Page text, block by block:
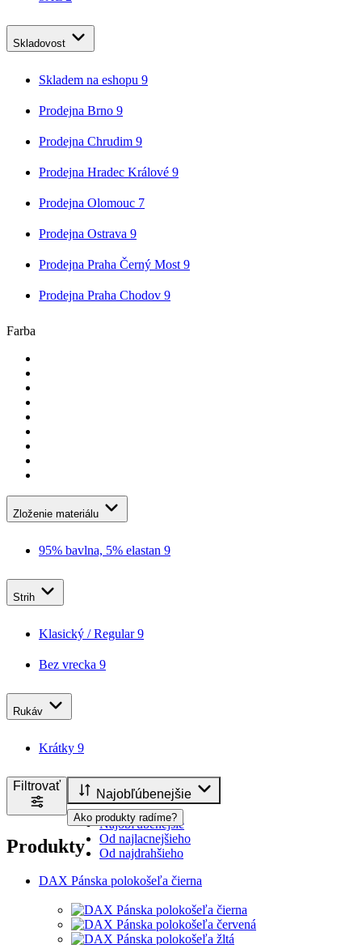
Skladovost
Skladem na eshopu 9
Prodejna Brno 9
Prodejna Chrudim 9
Prodejna Hradec Králové 9
Prodejna Olomouc 7
Prodejna Ostrava 9
Prodejna Praha Černý Most 9
Prodejna Praha Chodov 9
Farba
Zloženie materiálu
95% bavlna, 5% elastan 9
Strih
Klasický / Regular 9
Bez vrecka 9
Rukáv
Krátky 9
Filtrovať
Najobľúbenejšie
Najobľúbenejšie
Od najlacnejšieho
Od najdrahšieho
Ako produkty radíme?
Produkty
DAX Pánska polokošeľa čierna